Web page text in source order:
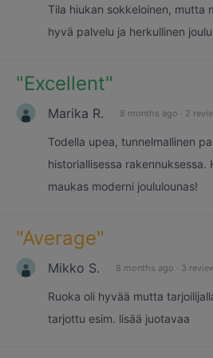
Tila hiukan sokkeloinen, mutta
hyvä palvelu ja herkullinen
"Excellent"
Marika R. 8 months ago · 2
Todella upea, tunnelmallinen
historiallisessa
maukas moderni joululounas!
"Average"
Mikko S. 8 months ago · 3
Ruoka oli hyvää mutta
tarjottu esim. lisää juotavaa